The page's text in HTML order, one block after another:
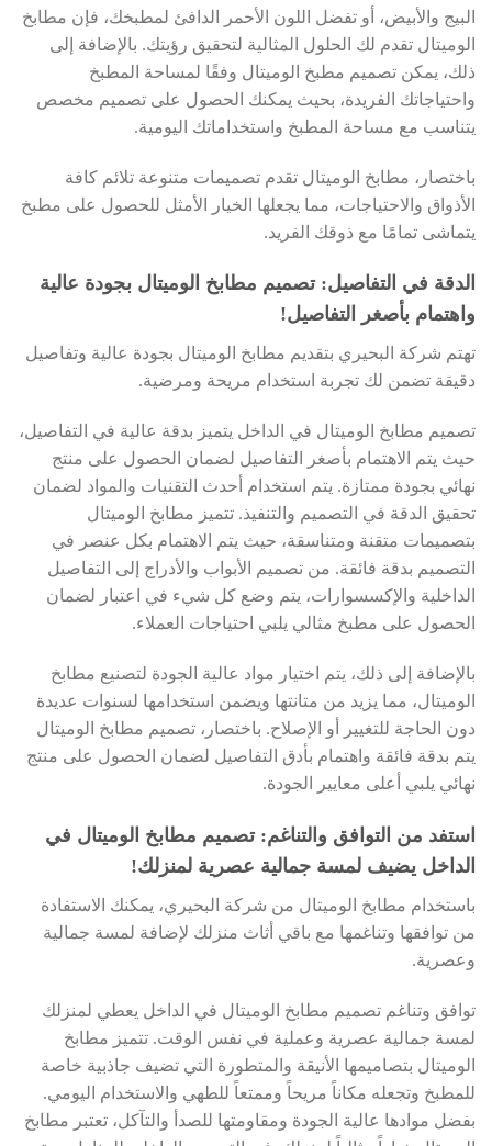
البيج والأبيض، أو تفضل اللون الأحمر الدافئ لمطبخك، فإن مطابخ
الوميتال تقدم لك الحلول المثالية لتحقيق رؤيتك. بالإضافة إلى
ذلك، يمكن تصميم مطبخ الوميتال وفقًا لمساحة المطبخ
واحتياجاتك الفريدة، بحيث يمكنك الحصول على تصميم مخصص
يتناسب مع مساحة المطبخ واستخداماتك اليومية.
باختصار، مطابخ الوميتال تقدم تصميمات متنوعة تلائم كافة
الأذواق والاحتياجات، مما يجعلها الخيار الأمثل للحصول على مطبخ
يتماشى تمامًا مع ذوقك الفريد.
الدقة في التفاصيل: تصميم مطابخ الوميتال بجودة عالية
واهتمام بأصغر التفاصيل!
تهتم شركة البحيري بتقديم مطابخ الوميتال بجودة عالية وتفاصيل
دقيقة تضمن لك تجربة استخدام مريحة ومرضية.
تصميم مطابخ الوميتال في الداخل يتميز بدقة عالية في التفاصيل،
حيث يتم الاهتمام بأصغر التفاصيل لضمان الحصول على منتج
نهائي بجودة ممتازة. يتم استخدام أحدث التقنيات والمواد لضمان
تحقيق الدقة في التصميم والتنفيذ. تتميز مطابخ الوميتال
بتصميمات متقنة ومتناسقة، حيث يتم الاهتمام بكل عنصر في
التصميم بدقة فائقة. من تصميم الأبواب والأدراج إلى التفاصيل
الداخلية والإكسسوارات، يتم وضع كل شيء في اعتبار لضمان
الحصول على مطبخ مثالي يلبي احتياجات العملاء.
بالإضافة إلى ذلك، يتم اختيار مواد عالية الجودة لتصنيع مطابخ
الوميتال، مما يزيد من متانتها ويضمن استخدامها لسنوات عديدة
دون الحاجة للتغيير أو الإصلاح. باختصار، تصميم مطابخ الوميتال
يتم بدقة فائقة واهتمام بأدق التفاصيل لضمان الحصول على منتج
نهائي يلبي أعلى معايير الجودة.
استفد من التوافق والتناغم: تصميم مطابخ الوميتال في
الداخل يضيف لمسة جمالية عصرية لمنزلك!
باستخدام مطابخ الوميتال من شركة البحيري، يمكنك الاستفادة
من توافقها وتناغمها مع باقي أثاث منزلك لإضافة لمسة جمالية
وعصرية.
توافق وتناغم تصميم مطابخ الوميتال في الداخل يعطي لمنزلك
لمسة جمالية عصرية وعملية في نفس الوقت. تتميز مطابخ
الوميتال بتصاميمها الأنيقة والمتطورة التي تضيف جاذبية خاصة
للمطبخ وتجعله مكاناً مريحاً وممتعاً للطهي والاستخدام اليومي.
بفضل موادها عالية الجودة ومقاومتها للصدأ والتآكل، تعتبر مطابخ